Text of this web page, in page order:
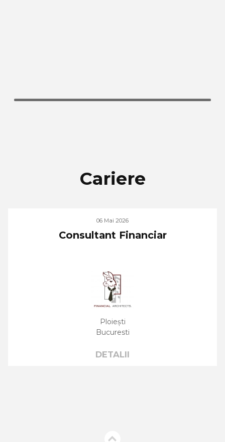
Cariere
06 Mai 2026
Consultant Financiar
Ploiești
Bucuresti
DETALII